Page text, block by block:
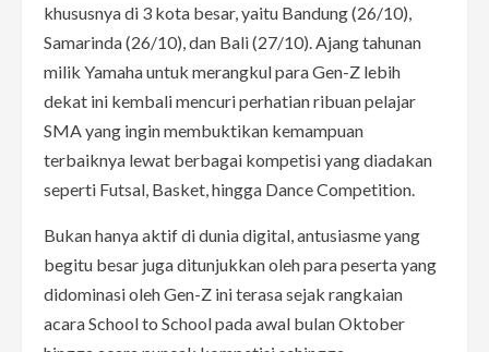
khususnya di 3 kota besar, yaitu Bandung (26/10),
Samarinda (26/10), dan Bali (27/10). Ajang tahunan
milik Yamaha untuk merangkul para Gen-Z lebih
dekat ini kembali mencuri perhatian ribuan pelajar
SMA yang ingin membuktikan kemampuan
terbaiknya lewat berbagai kompetisi yang diadakan
seperti Futsal, Basket, hingga Dance Competition.
Bukan hanya aktif di dunia digital, antusiasme yang
begitu besar juga ditunjukkan oleh para peserta yang
didominasi oleh Gen-Z ini terasa sejak rangkaian
acara School to School pada awal bulan Oktober